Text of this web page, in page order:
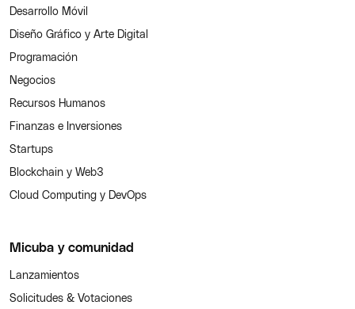
Desarrollo Móvil
Diseño Gráfico y Arte Digital
Programación
Negocios
Recursos Humanos
Finanzas e Inversiones
Startups
Blockchain y Web3
Cloud Computing y DevOps
Micuba y comunidad
Lanzamientos
Solicitudes & Votaciones